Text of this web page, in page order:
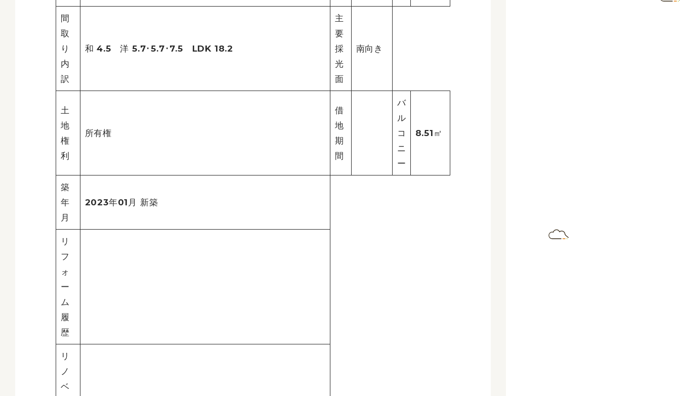
間
取
り
内
訳
和 4.5 洋 5.7･5.7･7.5 LDK 18.2
主
要
採
光
面
南向き
土
地
権
利
所有権
借
地
期
間
バ
ル
コ
ニ
ー
8.51㎡
築
年
月
2023年01月 新築
リ
フ
ォ
ー
ム
履
歴
リ
ノ
ベ